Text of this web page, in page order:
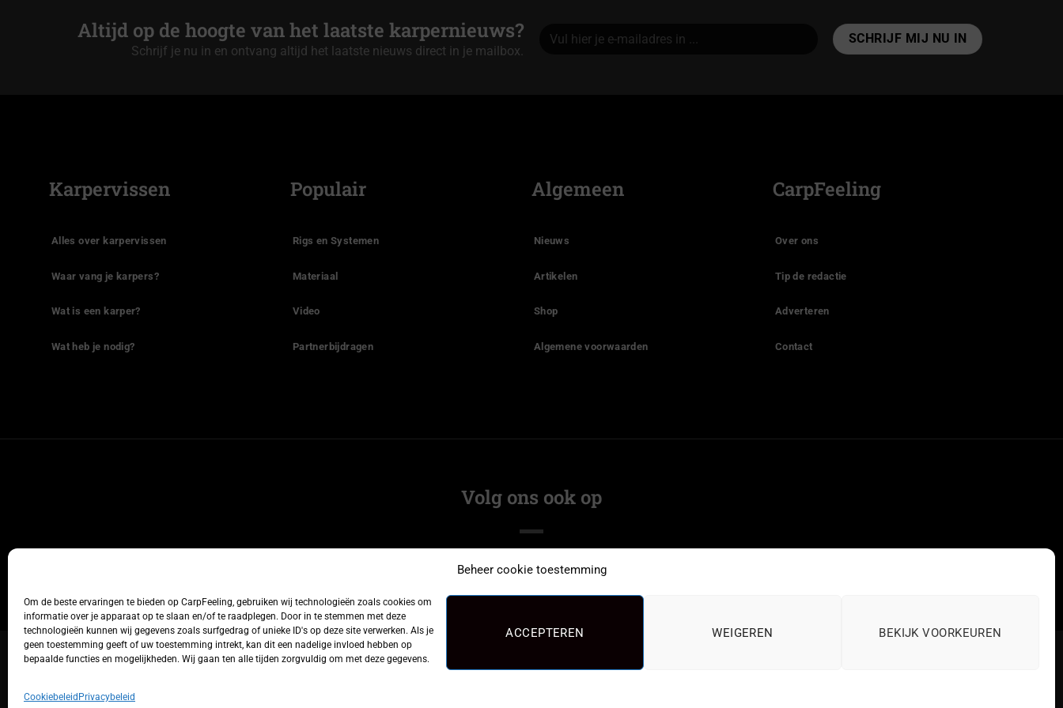
Beheer cookie toestemming
Om de beste ervaringen te bieden op CarpFeeling, gebruiken wij technologieën zoals cookies om
informatie over je apparaat op te slaan en/of te raadplegen. Door in te stemmen met deze
technologieën kunnen wij gegevens zoals surfgedrag of unieke ID's op deze site verwerken. Als je
geen toestemming geeft of uw toestemming intrekt, kan dit een nadelige invloed hebben op
bepaalde functies en mogelijkheden. Wij gaan ten alle tijden zorgvuldig om met deze gegevens.
ACCEPTEREN WEIGEREN BEKIJK VOORKEUREN
Cookiebeleid Privacybeleid
Altijd op de hoogte van het laatste karpernieuws?
Schrijf je nu in en ontvang altijd het laatste nieuws direct in je mailbox.
Karpervissen
Alles over karpervissen
Waar vang je karpers?
Wat is een karper?
Wat heb je nodig?
Populair
Rigs en Systemen
Materiaal
Video
Partnerbijdragen
Algemeen
Nieuws
Artikelen
Shop
Algemene voorwaarden
CarpFeeling
Over ons
Tip de redactie
Adverteren
Contact
Volg ons ook op